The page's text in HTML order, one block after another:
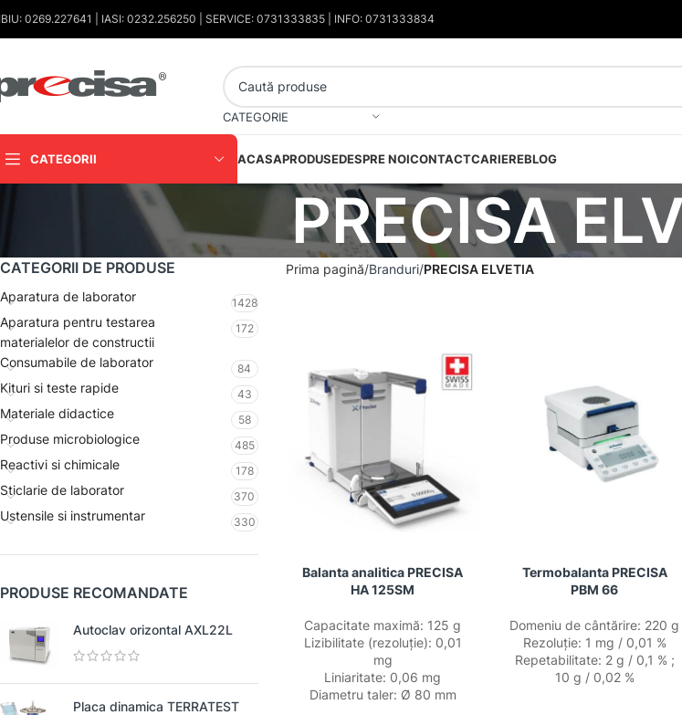
0269.227641 | IASI: 0232.256250 | SERVICE: 0731333835 | INFO: 0731333834
CATEGORIE
CATEGORII ACASAPRODUSEDESPRE NOICONTACTCARIEREBLOG
PRECISA
CATEGORII DE PRODUSE
Aparatura de laborator 1428
Aparatura pentru testarea
materialelor de constructii
172
Consumabile de laborator 84
Kituri si teste rapide 43
Materiale didactice 58
Produse microbiologice 485
Reactivi si chimicale 178
Sticlarie de laborator 370
Ustensile si instrumentar 330
PRODUSE RECOMANDATE
Autoclav orizontal AXL22L
Placa dinamica TERRATEST
Prima pagină Branduri PRECISA ELVETIA
Balanta analitica PRECISA
HA 125SM
Capacitate maximă: 125 g
Lizibilitate (rezoluție): 0,01
mg
Liniaritate: 0,06 mg
Diametru taler: Ø 80 mm
Termobalanta PRECISA
PBM 66
Domeniu de cântărire: 220 g
Rezoluţie: 1 mg / 0,01 %
Repetabilitate: 2 g / 0,1 % ;
10 g / 0,02 %